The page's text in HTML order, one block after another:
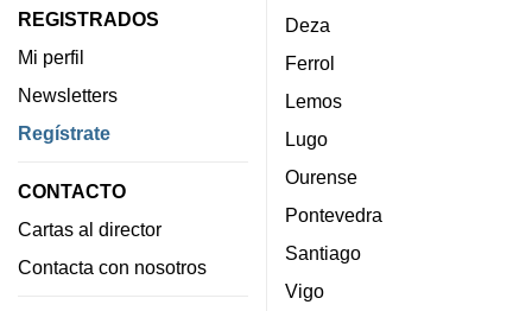
REGISTRADOS
Mi perfil
Newsletters
Regístrate
CONTACTO
Cartas al director
Contacta con nosotros
Deza
Ferrol
Lemos
Lugo
Ourense
Pontevedra
Santiago
Vigo